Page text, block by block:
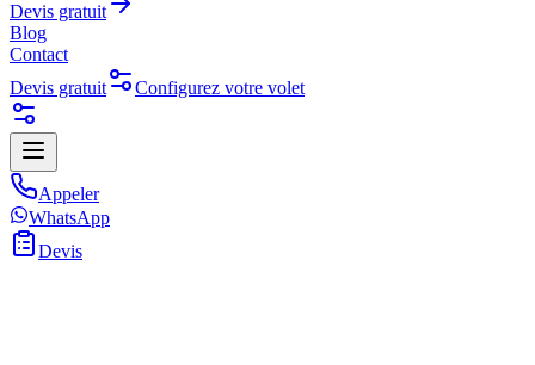
Devis gratuit
Blog
Contact
Devis gratuit
Configurez votre volet
Appeler
WhatsApp
Devis